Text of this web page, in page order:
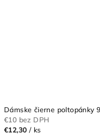
Dámske čierne poltopánky
€10 bez DPH
€12,30 / ks